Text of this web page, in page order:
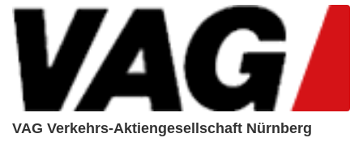
VAG Verkehrs-Aktiengesellschaft Nürnberg